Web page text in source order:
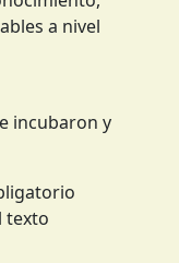
a nivel
incubaron y
texto